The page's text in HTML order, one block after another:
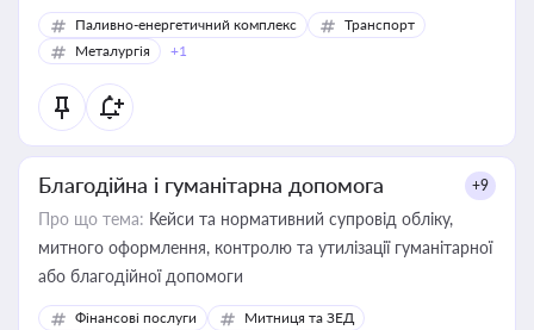
Паливно-енергетичний комплекс
Транспорт
Металургія
+1
Благодійна і гуманітарна допомога +9
Про що тема: Кейси та нормативний супровід обліку,
митного оформлення, контролю та утилізації гуманітарної
або благодійної допомоги
Фінансові послуги Митниця та ЗЕД